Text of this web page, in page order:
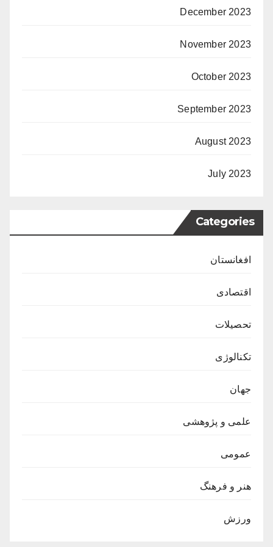
December 2023
November 2023
October 2023
September 2023
August 2023
July 2023
Categories
افغانستان
اقتصادی
تحصیلات
تکنالوژی
جهان
علمی و پژوهشی
عمومی
هنر و فرهنگ
ورزش